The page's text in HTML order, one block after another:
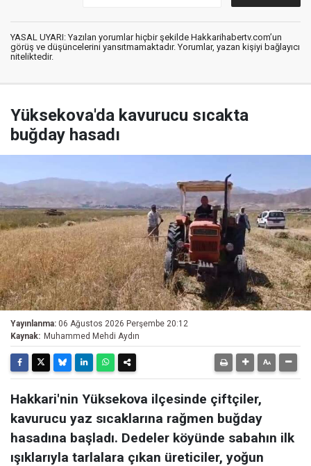
YASAL UYARI: Yazılan yorumlar hiçbir şekilde Hakkarihabertv.com’un
görüş ve düşüncelerini yansıtmamaktadır. Yorumlar, yazan kişiyi bağlayıcı
niteliktedir.
Yüksekova'da kavurucu sıcakta
buğday hasadı
Yayınlanma: 06 Ağustos 2026 Perşembe 20:12
Kaynak: Muhammed Mehdi Aydın
Hakkari'nin Yüksekova ilçesinde çiftçiler,
kavurucu yaz sıcaklarına rağmen buğday
hasadına başladı. Dedeler köyünde sabahın ilk
ışıklarıyla tarlalara çıkan üreticiler, yoğun